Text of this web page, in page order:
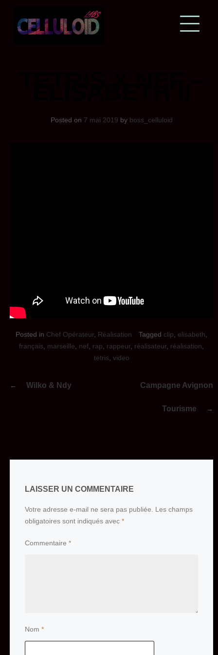
content
Posted on 7 mai 2019 by boss_celluloid
Posted in Chef Opérateur, Réalisation Tagged clip, elisabeth,
français, marseille, nef, rap, rappeur, réalisateur, réalisation,
tetris, video
de
Wilko & Ndy Campagne Avignon
Tourisme
LAISSER UN COMMENTAIRE
Votre adresse e-mail ne sera pas publiée. Les champs
obligatoires sont indiqués avec *
Commentaire *
Nom *